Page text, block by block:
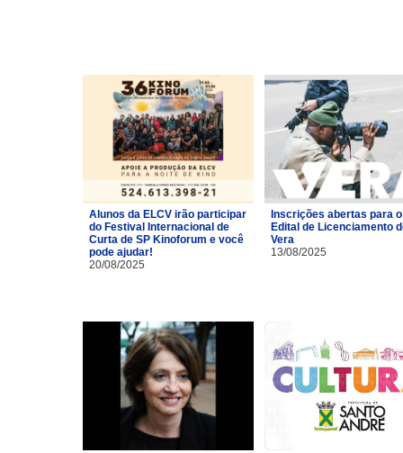
Alunos da ELCV irão participar
do Festival Internacional de
Curta de SP Kinoforum e você
pode ajudar!
20/08/2025
Inscrições abertas para o
Edital de Licenciamento
Vera
13/08/2025